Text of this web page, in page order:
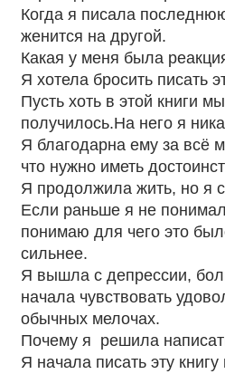
Когда я писала
женится на другой.
Какая у меня была
Я хотела бросить писать
Пусть хоть в этой книги
получилось.На него я
Я благодарна ему за всё
что нужно иметь
Я продолжила жить, но я
Если раньше я не
понимаю для чего это
сильнее.
Я вышла с депрессии,
начала чувствовать
обычных мелочах.
Почему я  решила
Я начала писать эту